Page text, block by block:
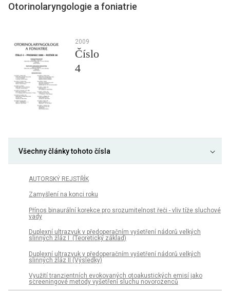
Otorinolaryngologie a foniatrie
2009
Číslo
4
Všechny články tohoto čísla
AUTORSKÝ REJSTŘÍK
Zamyšlení na konci roku
Přínos binaurální korekce pro srozumitelnost řeči - vliv tíže sluchové
vady
Duplexní ultrazvuk v předoperačním vyšetření nádorů velkých
slinných žláz I (Teoretický základ)
Duplexní ultrazvuk v předoperačním vyšetření nádorů velkých
slinných žláz II (Výsledky)
Využití tranzientních evokovaných otoakustických emisí jako
screeningové metody vyšetření sluchu novorozenců